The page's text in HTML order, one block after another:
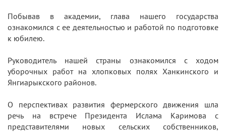
Побывав в академии, глава нашего государства
ознакомился с ее деятельностью и работой по подготовке
к юбилею.
Руководитель нашей страны ознакомился с ходом
уборочных работ на хлопковых полях Ханкинского и
Янгиарыкского районов.
О перспективах развития фермерского движения шла
речь на встрече Президента Ислама Каримова с
представителями новых сельских собственников,